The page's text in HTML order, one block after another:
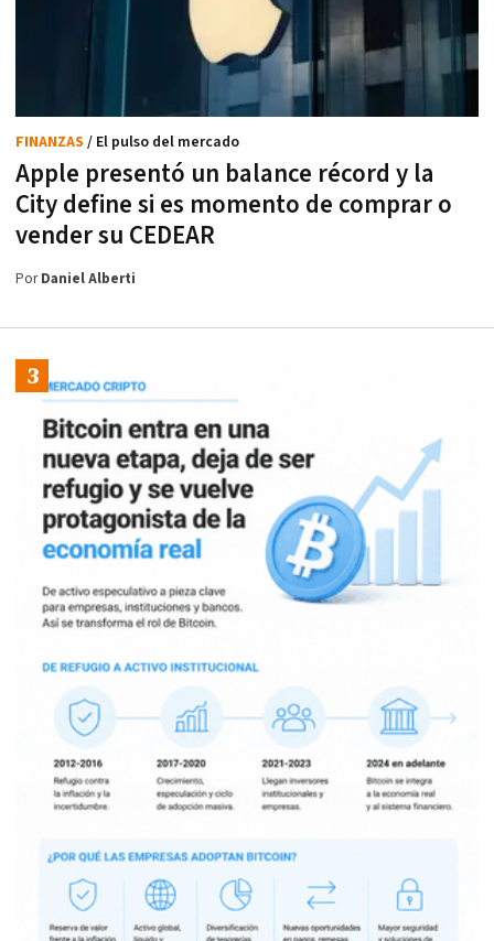
Apple presentó un balance récord y la
City define si es momento de comprar o
vender su CEDEAR
FINANZAS / El pulso del mercado
PorDaniel Alberti